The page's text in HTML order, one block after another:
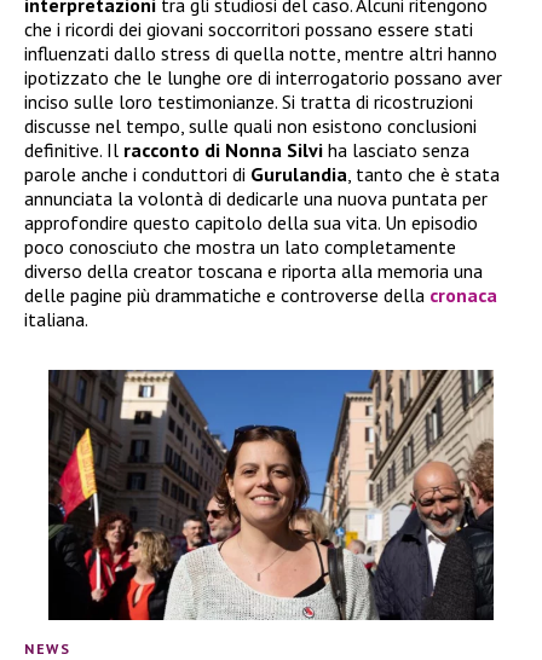
che i ricordi dei giovani soccorritori possano essere stati
influenzati dallo stress di quella notte, mentre altri hanno
ipotizzato che le lunghe ore di interrogatorio possano aver
inciso sulle loro testimonianze. Si tratta di ricostruzioni
discusse nel tempo, sulle quali non esistono conclusioni
definitive. Il racconto di Nonna Silvi ha lasciato senza
parole anche i conduttori di Gurulandia , tanto che è stata
annunciata la volontà di dedicarle una nuova puntata per
approfondire questo capitolo della sua vita. Un episodio
poco conosciuto che mostra un lato completamente
diverso della creator toscana e riporta alla memoria una
delle pagine più drammatiche e controverse della cronaca
italiana.
NEWS